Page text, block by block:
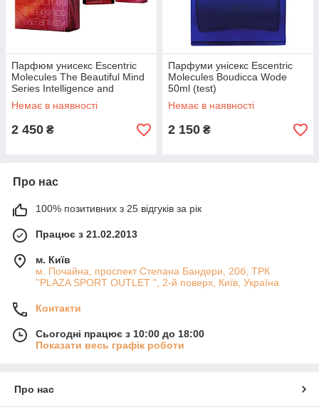
Парфюм унисекс Escentric
Molecules The Beautiful Mind
Series Intelligence and
Fantasy 100ml(test)
Немає в наявності
2 450 ₴
Парфуми унісекс Escentric
Molecules Boudicca Wode
50ml (test)
Немає в наявності
2 150 ₴
Про нас
100% позитивних з 25 відгуків за рік
Працює з 21.02.2013
м. Київ
м. Почайна, проспект Степана Бандери, 20б, ТРК
''PLAZA SPORT OUTLET ", 2-й поверх, Київ, Україна
Контакти
Сьогодні працює з 10:00 до 18:00
Показати весь графік роботи
Про нас